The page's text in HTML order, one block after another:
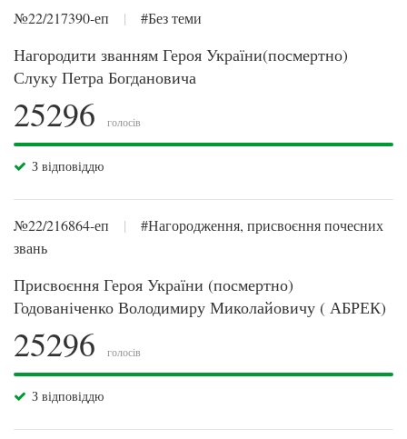
№22/217390-еп | #Без теми
Нагородити званням Героя України(посмертно)
Слуку Петра Богдановича
25296 голосів
З відповіддю
№22/216864-еп |
#Нагородження, присвоєння почесних
звань
Присвоєння Героя України (посмертно)
Годованіченко Володимиру Миколайовичу ( АБРЕК)
25296 голосів
З відповіддю